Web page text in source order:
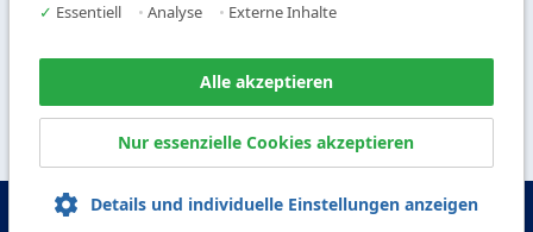
Service
© Copyright Vogl Deckensysteme - 2026
✓ Essentiell • Analyse • Externe Inhalte
Alle akzeptieren
Nur essenzielle Cookies akzeptieren
Details und individuelle Einstellungen anzeigen